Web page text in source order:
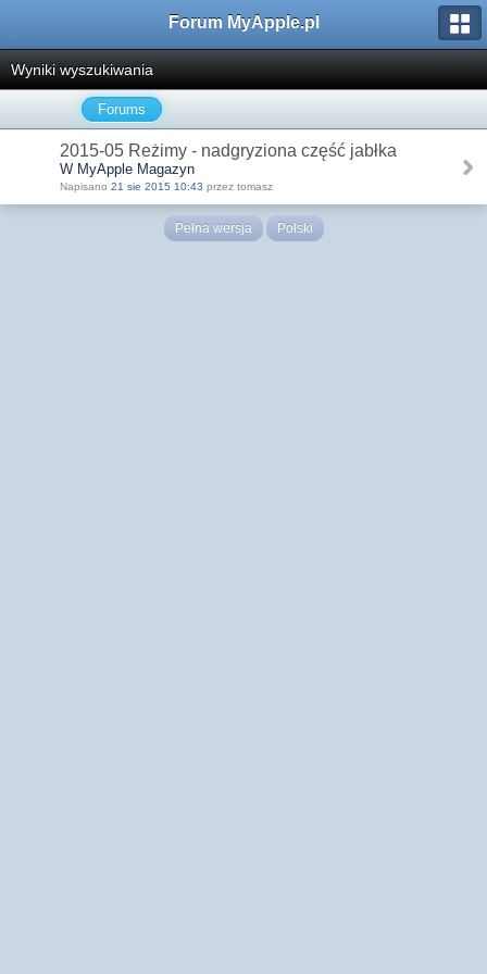
Forum MyApple.pl
Wyniki wyszukiwania
Forums
2015-05 Reżimy - nadgryziona część jabłka
W MyApple Magazyn
Napisano 21 sie 2015 10:43 przez tomasz
Pełna wersja Polski